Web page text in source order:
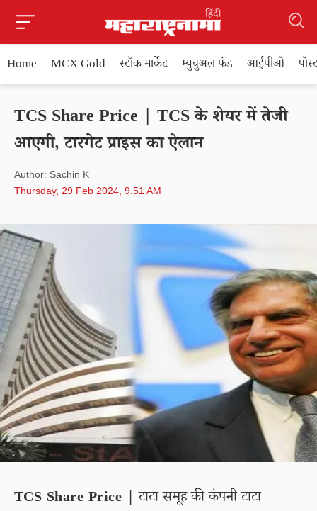
Home MCX Gold स्टॉक मार्केट म्युचुअल फंड आईपीओ
TCS Share Price | TCS के शेयर में तेजी
आएगी, टारगेट प्राइस का ऐलान
Author: Sachin K
Thursday, 29 Feb 2024, 9.51 AM
TCS Share Price | टाटा समूह की कंपनी टाटा